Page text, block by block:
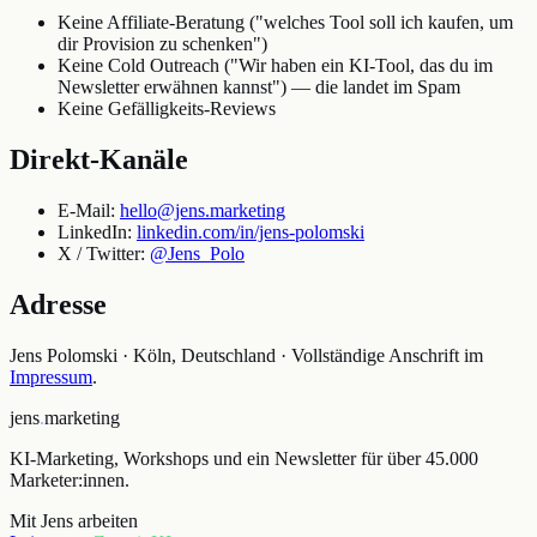
Keine Affiliate-Beratung ("welches Tool soll ich kaufen, um
dir Provision zu schenken")
Keine Cold Outreach ("Wir haben ein KI-Tool, das du im
Newsletter erwähnen kannst") — die landet im Spam
Keine Gefälligkeits-Reviews
Direkt-Kanäle
E-Mail: hello@jens.marketing
LinkedIn: linkedin.com/in/jens-polomski
X / Twitter: @Jens_Polo
Adresse
Jens Polomski · Köln, Deutschland · Vollständige Anschrift im
Impressum.
jens.marketing
KI-Marketing, Workshops und ein Newsletter für über 45.000
Marketer:innen.
Mit Jens arbeiten